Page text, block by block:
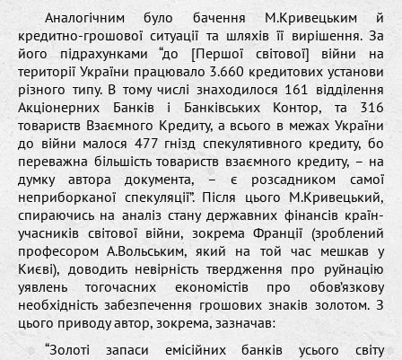
Аналогічним було бачення М.Кривецьким й
кредитно-грошової ситуації та шляхів її вирішення. За
його підрахунками “до [Першої світової] війни на
території України працювало 3.660 кредитових установи
різного типу. В тому числі знаходилося 161 відділення
Акціонерних Банків і Банківських Контор, та 316
товариств Взаємного Кредиту, а всього в межах України
до війни малося 477 гнізд спекулятивного кредиту, бо
переважна більшість товариств взаємного кредиту, – на
думку автора документа, – є розсадником самої
неприборканої спекуляції”. Після цього М.Кривецький,
спираючись на аналіз стану державних фінансів країн-
учасників світової війни, зокрема Франції (зроблений
професором А.Вольським, який на той час мешкав у
Києві), доводить невірність твердження про руйнацію
уявлень тогочасних економістів про обов’язкову
необхідність забезпечення грошових знаків золотом. З
цього приводу автор, зокрема, зазначав:
“Золоті запаси емісійних банків усього світу